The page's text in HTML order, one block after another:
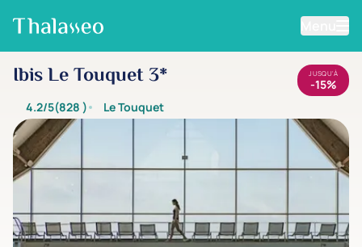
Aller au contenu principal
Ibis Le Touquet 3* JUSQU'À
-15%
4.2/5(828 ) Le Touquet